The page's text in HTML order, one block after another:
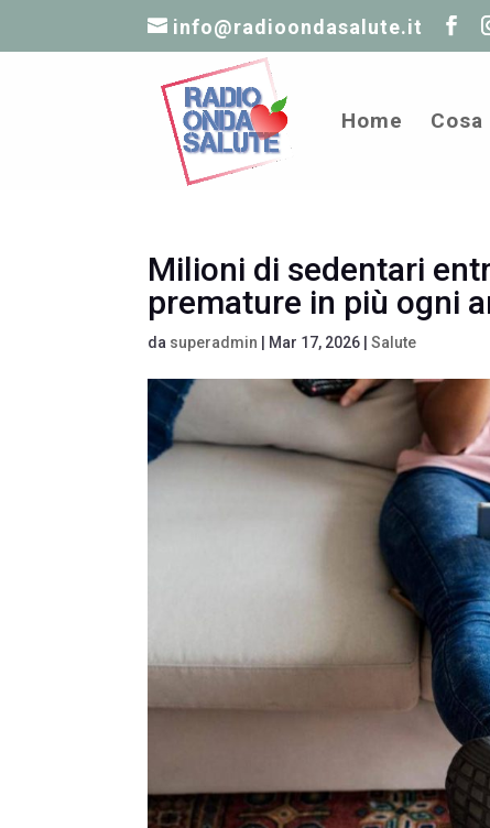
info@radioondasalute.it
Home Cosa
Milioni di sedentari
premature in più ogni
da superadmin Mar 17, 2026 |Salute